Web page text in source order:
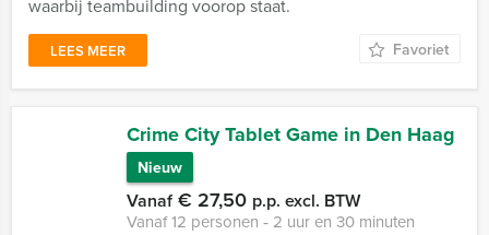
waarbij teambuilding voorop staat.
LEES MEER Favoriet
Crime City Tablet Game in Den Haag
Nieuw
Vanaf€ 27,50 p.p. excl. BTW
Vanaf 12 personen ‐ 2 uur en 30 minuten